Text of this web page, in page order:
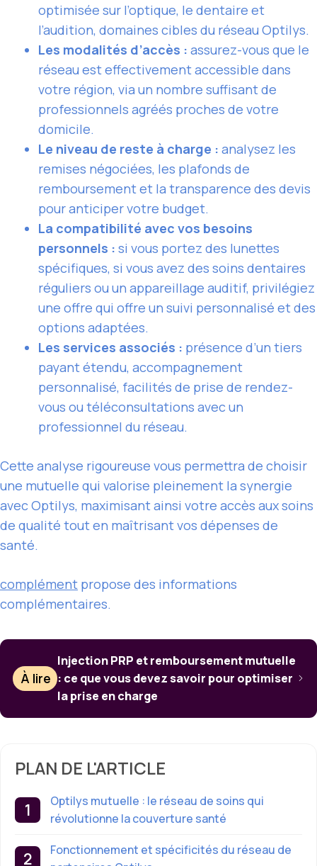
optimisée sur l’optique, le dentaire et
l’audition, domaines cibles du réseau Optilys.
Les modalités d’accès : assurez-vous que le
réseau est effectivement accessible dans
votre région, via un nombre suffisant de
professionnels agréés proches de votre
domicile.
Le niveau de reste à charge : analysez les
remises négociées, les plafonds de
remboursement et la transparence des devis
pour anticiper votre budget.
La compatibilité avec vos besoins
personnels : si vous portez des lunettes
spécifiques, si vous avez des soins dentaires
réguliers ou un appareillage auditif, privilégiez
une offre qui offre un suivi personnalisé et des
options adaptées.
Les services associés : présence d’un tiers
payant étendu, accompagnement
personnalisé, facilités de prise de rendez-
vous ou téléconsultations avec un
professionnel du réseau.
Cette analyse rigoureuse vous permettra de choisir
une mutuelle qui valorise pleinement la synergie
avec Optilys, maximisant ainsi votre accès aux soins
de qualité tout en maîtrisant vos dépenses de
santé.
complément propose des informations
complémentaires.
À lire
Injection PRP et remboursement mutuelle
: ce que vous devez savoir pour optimiser
la prise en charge
PLAN DE L'ARTICLE
Optilys mutuelle : le réseau de soins qui
révolutionne la couverture santé
Fonctionnement et spécificités du réseau de